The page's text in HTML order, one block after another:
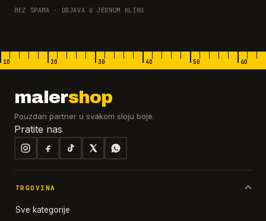
BEZ SPAMA · ODJAVA U JEDNOM KLIKU
10 20 30 40 50 60
malershop
Pouzdan partner u svakom sloju boje.
Pratite nas
TRGOVINA
Sve kategorije